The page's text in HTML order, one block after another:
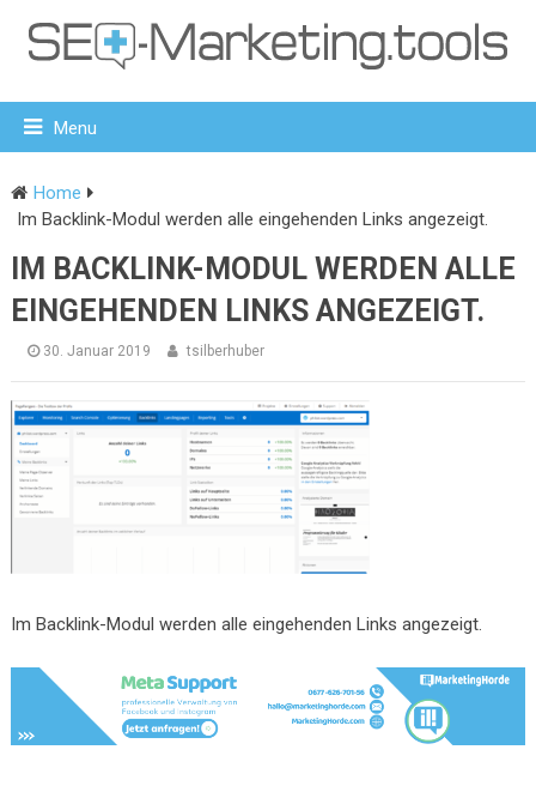
Menu
Home
Im Backlink-Modul werden alle eingehenden Links angezeigt.
IM BACKLINK-MODUL WERDEN ALLE
EINGEHENDEN LINKS ANGEZEIGT.
30. Januar 2019 tsilberhuber
Im Backlink-Modul werden alle eingehenden Links angezeigt.